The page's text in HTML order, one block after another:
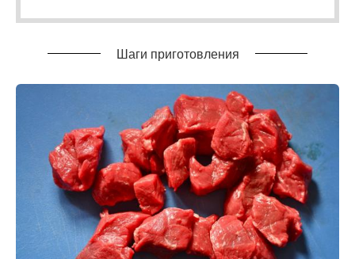
Шаги приготовления